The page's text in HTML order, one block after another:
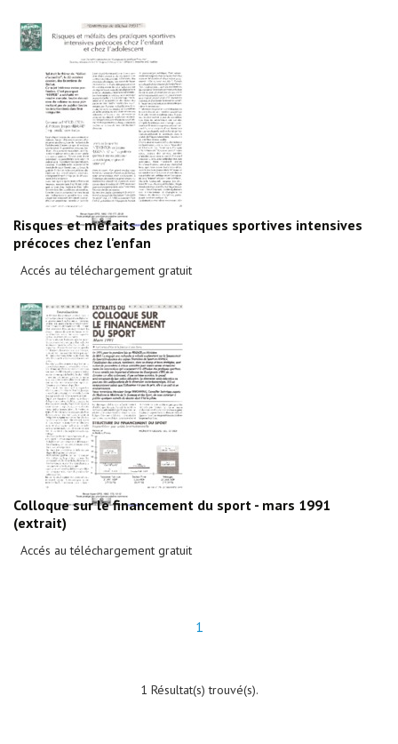
Risques et méfaits des pratiques sportives intensives
précoces chez l'enfan
Accés au téléchargement gratuit
Colloque sur le financement du sport - mars 1991
(extrait)
Accés au téléchargement gratuit
1
1 Résultat(s) trouvé(s).